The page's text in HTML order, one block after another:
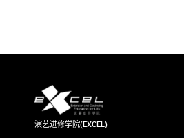
演艺进修学院(EXCEL)